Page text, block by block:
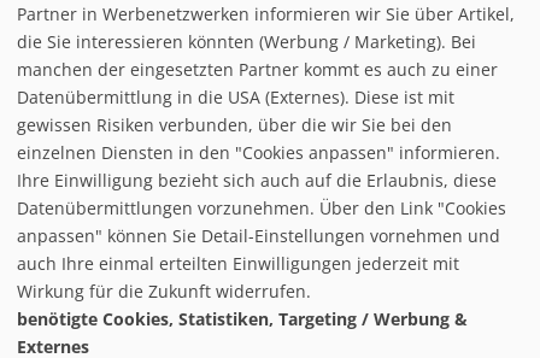
follow us on facebook
Home
Datenschutzerklärung
Impressum
Cookie Management
Partner in Werbenetzwerken informieren wir Sie über Artikel,
die Sie interessieren könnten (Werbung / Marketing). Bei
manchen der eingesetzten Partner kommt es auch zu einer
Datenübermittlung in die USA (Externes). Diese ist mit
gewissen Risiken verbunden, über die wir Sie bei den
einzelnen Diensten in den "Cookies anpassen" informieren.
Ihre Einwilligung bezieht sich auch auf die Erlaubnis, diese
Datenübermittlungen vorzunehmen. Über den Link "Cookies
anpassen" können Sie Detail-Einstellungen vornehmen und
auch Ihre einmal erteilten Einwilligungen jederzeit mit
Wirkung für die Zukunft widerrufen.
benötigte Cookies, Statistiken, Targeting / Werbung &
Externes